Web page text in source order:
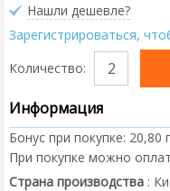
Нашли дешевле?
Зарегистрироваться,
Количество:
Информация
Бонус при покупке: 20,80
При покупке можно
Страна производства :